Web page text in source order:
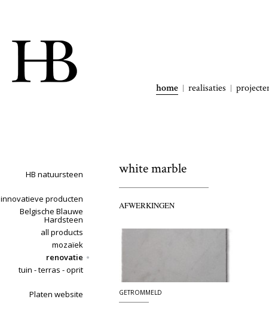
home realisaties
HB natuursteen
innovatieve producten
Belgische Blauwe
Hardsteen
all products
mozaïek
renovatie
tuin - terras - oprit
Platen website
white marble
AFWERKINGEN
GETROMMELD